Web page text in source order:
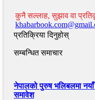
कुनै सल्लाह, सुझाव वा
प्रतिक्रिया दिनुहोस्
सम्बन्धित समाचार
नेपालको पुरुष भलिबलमा नयाँ
समावेश